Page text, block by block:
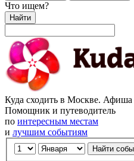
Что ищем?
Найти
Куда сходить в Москве. Афиша
Помощник и путеводитель
по интересным местам
и лучшим событиям